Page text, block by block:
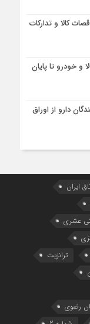
کالا و تدارکات
و خودرو تا پایان
دارو از اوراق
ایران
عشری
ترانزیت
رضوی